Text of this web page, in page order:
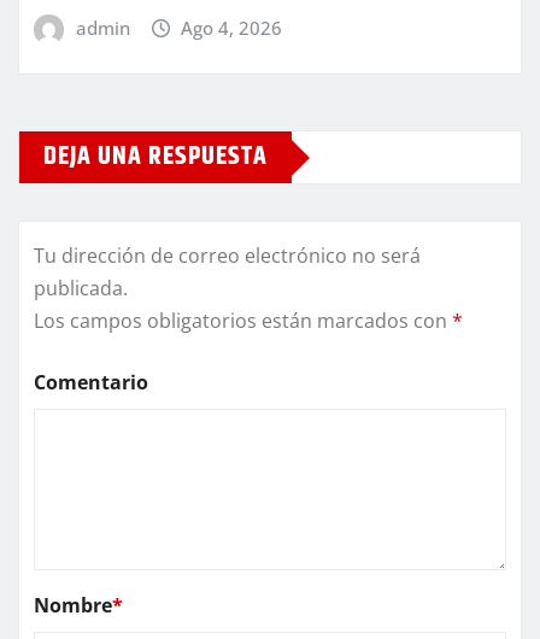
admin Ago 4, 2026
DEJA UNA RESPUESTA
Tu dirección de correo electrónico no será
publicada.
Los campos obligatorios están marcados con *
Comentario
Nombre*